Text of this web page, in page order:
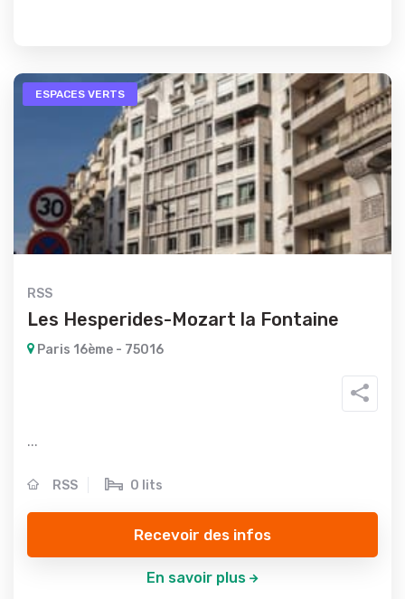
ESPACES VERTS
RSS
Les Hesperides-Mozart la Fontaine
Paris 16ème - 75016
...
RSS 0 lits
Recevoir des infos
En savoir plus